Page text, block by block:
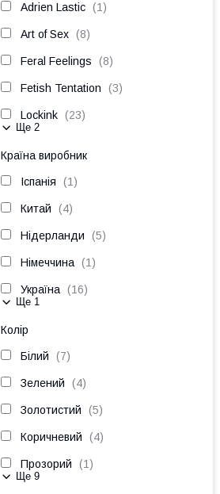
Adrien Lastic 1
Art of Sex 8
Feral Feelings 8
Fetish Tentation 3
Lockink 23
Ще 2
Країна виробник
Іспанія 1
Китай 4
Нідерланди 5
Німеччина 1
Україна 16
Ще 1
Колір
Білий 7
Зелений 4
Золотистий 5
Коричневий 4
Прозорий 1
Ще 9